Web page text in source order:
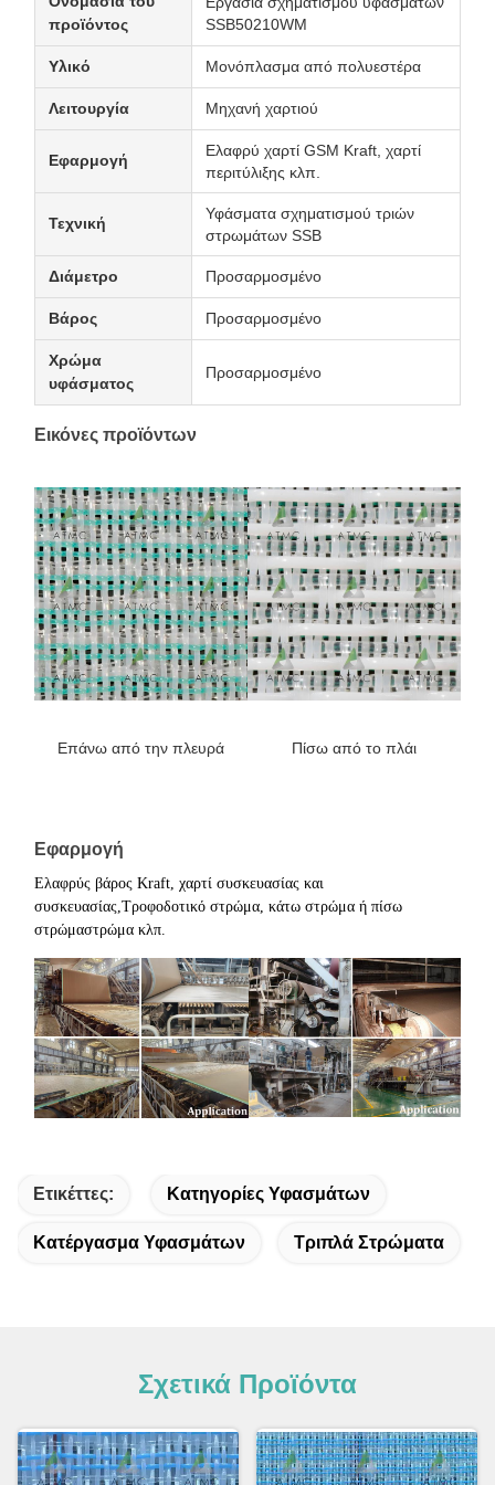
προϊόντος
SSB50210WM
Υλικό Μονόπλασμα από πολυεστέρα
Λειτουργία Μηχανή χαρτιού
Εφαρμογή
Ελαφρύ χαρτί GSM Kraft, χαρτί
περιτύλιξης κλπ.
Τεχνική
Υφάσματα σχηματισμού τριών
στρωμάτων SSB
Διάμετρο Προσαρμοσμένο
Βάρος Προσαρμοσμένο
Χρώμα
υφάσματος
Προσαρμοσμένο
Εικόνες προϊόντων
Επάνω από την πλευρά Πίσω από το πλάι
Εφαρμογή
Ελαφρύς βάρος Kraft, χαρτί συσκευασίας και
συσκευασίας, Τροφοδοτικό στρώμα, κάτω στρώμα ή πίσω
στρώμαστρώμα κλπ.
Ετικέττες: Κατηγορίες Υφασμάτων
Κατέργασμα Υφασμάτων Τριπλά Στρώματα
Σχετικά Προϊόντα